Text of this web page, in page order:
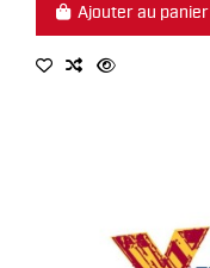
Ajouter au panier